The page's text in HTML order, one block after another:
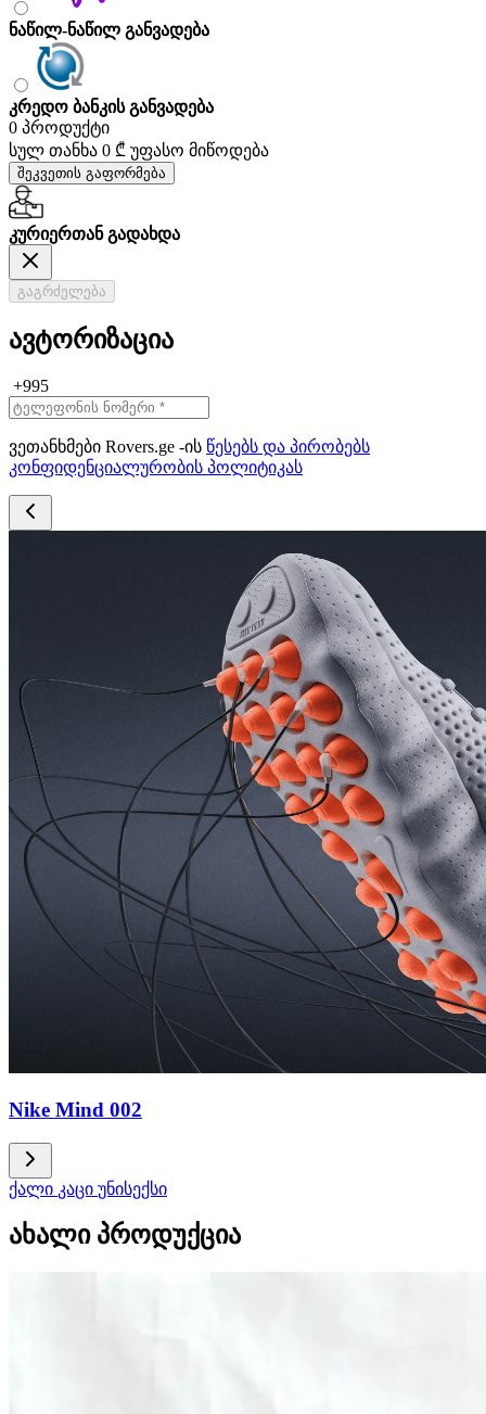
ნაწილ-ნაწილ განვადება
კრედო ბანკის განვადება
0 პროდუქტი
სულ თანხა 0 ₾ უფასო მიწოდება
შეკვეთის გაფორმება
კურიერთან გადახდა
გაგრძელება
ავტორიზაცია
+995
ვეთანხმები Rovers.ge -ის წესებს და პირობებს
კონფიდენციალურობის პოლიტიკას
Nike Mind 002
ქალი კაცი უნისექსი
ახალი პროდუქცია